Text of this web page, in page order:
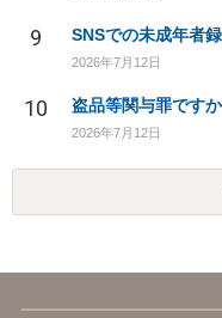
9
2026年7月12日
10 盗品等関与罪ですか
2026年7月12日